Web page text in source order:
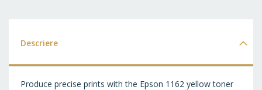
Descriere
Produce precise prints with the Epson 1162 yellow toner